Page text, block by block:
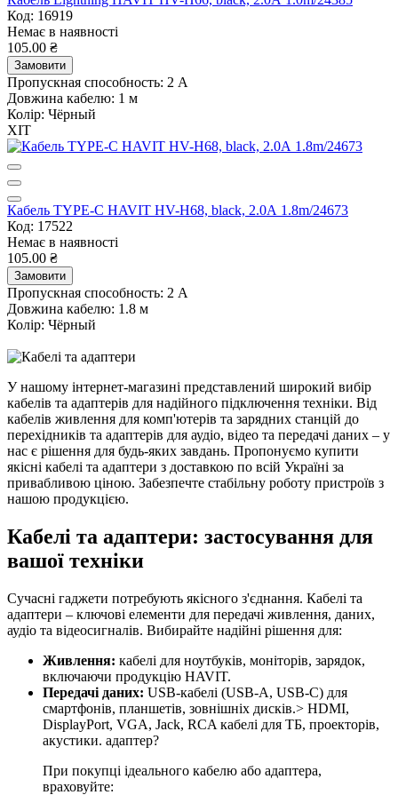
Код: 16919
Немає в наявності
105.00 ₴
Замовити
Пропускная способность: 2 А
Довжина кабелю: 1 м
Колір: Чёрный
ХІТ
Кабель TYPE-C HAVIT HV-H68, black, 2.0А 1.8m/24673
Код: 17522
Немає в наявності
105.00 ₴
Замовити
Пропускная способность: 2 А
Довжина кабелю: 1.8 м
Колір: Чёрный
У нашому інтернет-магазині представлений широкий вибір
кабелів та адаптерів для надійного підключення техніки. Від
кабелів живлення для комп'ютерів та зарядних станцій до
перехідників та адаптерів для аудіо, відео та передачі даних – у
нас є рішення для будь-яких завдань. Пропонуємо купити
якісні кабелі та адаптери з доставкою по всій Україні за
привабливою ціною. Забезпечте стабільну роботу пристроїв з
нашою продукцією.
Кабелі та адаптери: застосування для
вашої техніки
Сучасні гаджети потребують якісного з'єднання. Кабелі та
адаптери – ключові елементи для передачі живлення, даних,
аудіо та відеосигналів. Вибирайте надійні рішення для:
Живлення: кабелі для ноутбуків, моніторів, зарядок,
включаючи продукцію HAVIT.
Передачі даних: USB-кабелі (USB-A, USB-C) для
смартфонів, планшетів, зовнішніх дисків.> HDMI,
DisplayPort, VGA, Jack, RCA кабелі для ТБ, проекторів,
акустики. адаптер?
При покупці ідеального кабелю або адаптера,
враховуйте: